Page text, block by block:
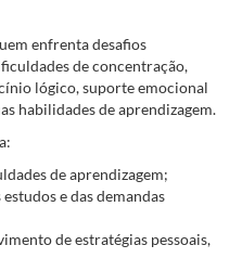
enfrenta desafios
de concentração,
lógico, suporte emocional
habilidades de aprendizagem.
de aprendizagem;
e das demandas
de estratégias pessoais,